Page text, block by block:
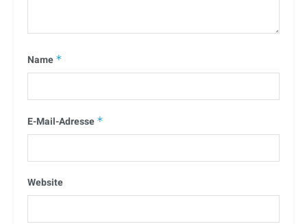
Name *
E-Mail-Adresse *
Website